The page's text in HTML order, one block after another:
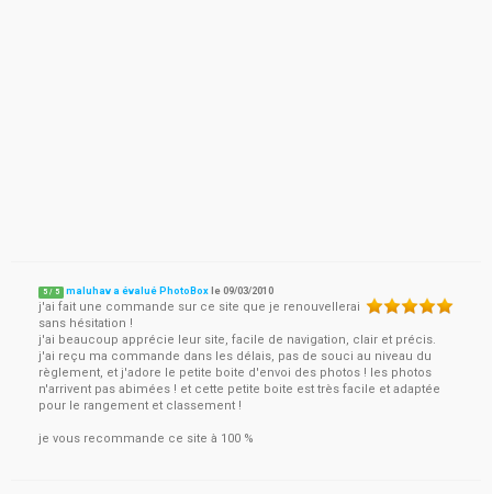
5 / 5 maluhav a évalué PhotoBox le09/03/2010
j'ai fait une commande sur ce site que je renouvellerai
sans hésitation !
j'ai beaucoup apprécie leur site, facile de navigation, clair et précis.
j'ai reçu ma commande dans les délais, pas de souci au niveau du
règlement, et j'adore le petite boite d'envoi des photos ! les photos
n'arrivent pas abimées ! et cette petite boite est très facile et adaptée
pour le rangement et classement !
je vous recommande ce site à 100 %